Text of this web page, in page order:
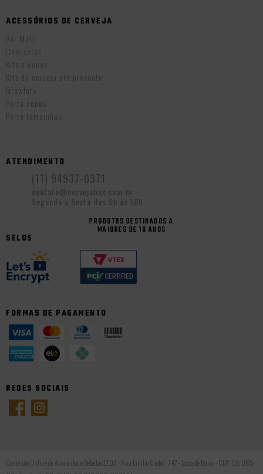
ACESSÓRIOS DE CERVEJA
Bar Mats
Camisetas
Kits e copos
Kits de cerveja pra presente
Growlers
Porta copos
Porta tampinhas
ATENDIMENTO
(11) 94937-0371
contato@cervejabox.com.br
Segunda a Sexta das 9h às 18h
PRODUTOS DESTINADOS A
MAIORES DE 18 ANOS
SELOS
FORMAS DE PAGAMENTO
REDES SOCIAIS
Comercio Online de Alimentos e Bebidas LTDA - Rua Emilio Goeldi, 747 - Lapa de Baixo - CEP: 05.065-